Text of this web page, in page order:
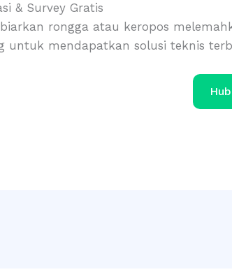
& Survey Gratis
rongga atau keropos
untuk mendapatkan solusi teknis